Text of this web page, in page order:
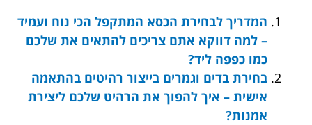
המדריך לבחירת הכסא המתקפל הכי נוח ועמיד
– למה דווקא אתם צריכים להתאים את שלכם
כמו כפפה ליד?
בחירת בדים וגמרים בייצור רהיטים בהתאמה
אישית – איך להפוך את הרהיט שלכם ליצירת
אמנות?